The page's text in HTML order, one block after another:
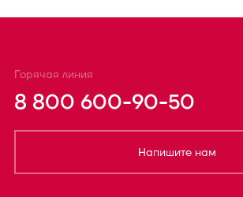
Горячая линия
8 800 600-90-50
Напишите нам